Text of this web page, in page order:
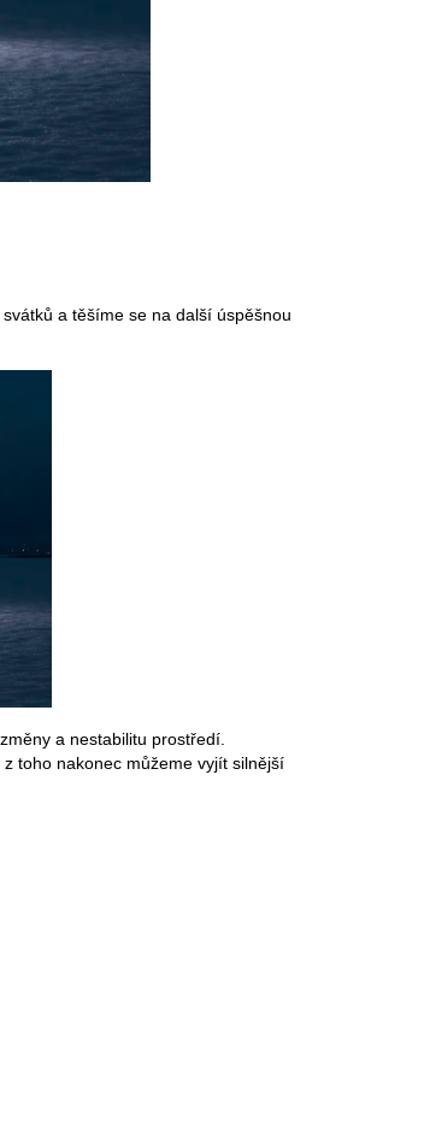
a těšíme se na další úspěšnou
a nestabilitu prostředí.
toho nakonec můžeme vyjít silnější